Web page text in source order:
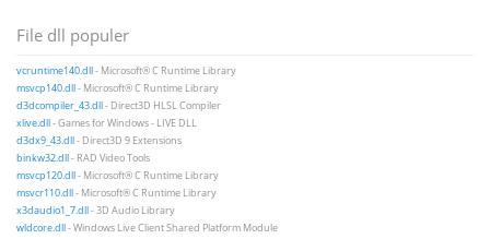
File dll populer
vcruntime140.dll- Microsoft® C Runtime Library
msvcp140.dll- Microsoft® C Runtime Library
d3dcompiler_43.dll- Direct3D HLSL Compiler
xlive.dll- Games for Windows - LIVE DLL
d3dx9_43.dll- Direct3D 9 Extensions
binkw32.dll- RAD Video Tools
msvcp120.dll- Microsoft® C Runtime Library
msvcr110.dll- Microsoft® C Runtime Library
x3daudio1_7.dll- 3D Audio Library
wldcore.dll- Windows Live Client Shared Platform Module